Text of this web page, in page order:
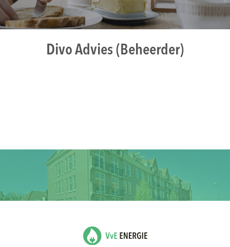
Divo Advies (Beheerder)